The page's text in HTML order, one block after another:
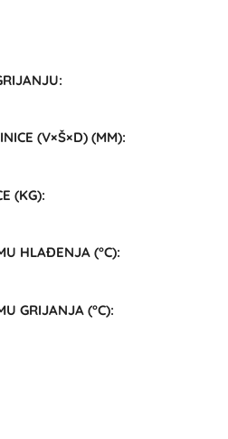
(V×Š×D) (MM):
(KG):
HLAĐENJA (°C):
GRIJANJA (°C):